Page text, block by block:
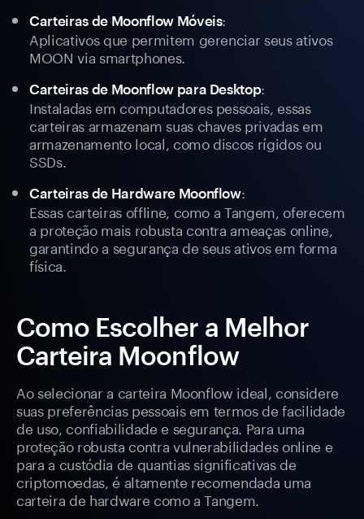
Carteiras de Moonflow Móveis:
Aplicativos que permitem gerenciar seus ativos
MOON via smartphones.
Carteiras de Moonflow para Desktop:
Instaladas em computadores pessoais, essas
carteiras armazenam suas chaves privadas em
armazenamento local, como discos rígidos ou
SSDs.
Carteiras de Hardware Moonflow:
Essas carteiras offline, como a Tangem, oferecem
a proteção mais robusta contra ameaças online,
garantindo a segurança de seus ativos em forma
física.
Como Escolher a Melhor
Carteira Moonflow
Ao selecionar a carteira Moonflow ideal, considere
suas preferências pessoais em termos de facilidade
de uso, confiabilidade e segurança. Para uma
proteção robusta contra vulnerabilidades online e
para a custódia de quantias significativas de
criptomoedas, é altamente recomendada uma
carteira de hardware como a Tangem.